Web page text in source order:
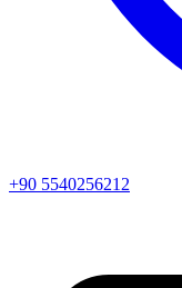
+90 5540256212